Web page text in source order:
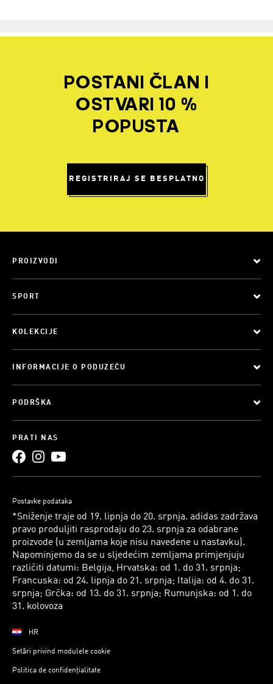
POSTANI ČLAN I
OSTVARI 10 %
POPUSTA
REGISTRIRAJ SE BESPLATNO
PROIZVODI
SPORT
KOLEKCIJE
INFORMACIJE O PODUZEĆU
PODRŠKA
PRATI NAS
Postavke podataka
*Sniženje traje od 19. lipnja do 20. srpnja. adidas zadržava
pravo produljiti rasprodaju do 23. srpnja za odabrane
proizvode (u zemljama koje nisu navedene u nastavku).
Napominjemo da se u sljedećim zemljama primjenjuju
različiti datumi: Belgija, Hrvatska: od 1. do 31. srpnja;
Francuska: od 24. lipnja do 21. srpnja; Italija: od 4. do 31.
srpnja; Grčka: od 13. do 31. srpnja; Rumunjska: od 1. do
31. kolovoza
HR
Setări privind modulele cookie
Politica de confidențialitate